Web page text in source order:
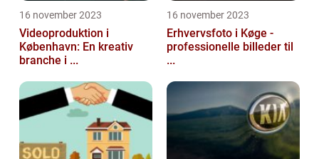
16 november 2023
Videoproduktion i
København: En kreativ
branche i ...
16 november 2023
Erhvervsfoto i Køge -
professionelle billeder til
...